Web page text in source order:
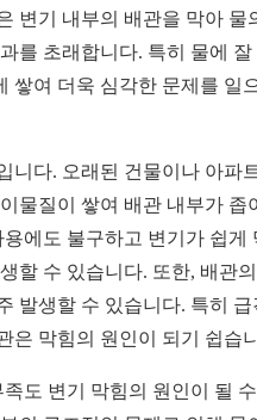
변기 내부의 배관을 막아 물
를 초래합니다. 특히 물에 잘
쌓여 더욱 심각한 문제를 일
니다. 오래된 건물이나 아파
물질이 쌓여 배관 내부가 좁
에도 불구하고 변기가 쉽게
할 수 있습니다. 또한, 배관
발생할 수 있습니다. 특히 급
은 막힘의 원인이 되기 쉽습
도 변기 막힘의 원인이 될